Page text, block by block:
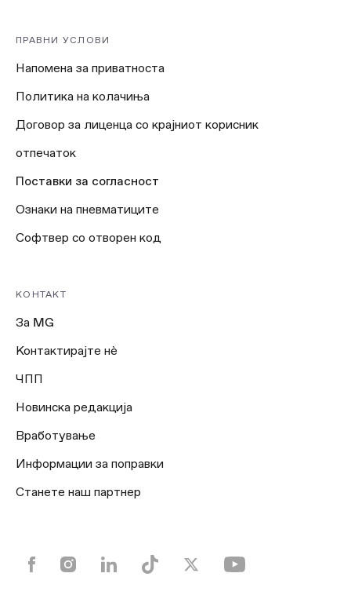
ПРАВНИ УСЛОВИ
Напомена за приватноста
Политика на колачиња
Договор за лиценца со крајниот корисник
отпечаток
Поставки за согласност
Ознаки на пневматиците
Софтвер со отворен код
КОНТАКТ
За MG
Контактирајте нѐ
ЧПП
Новинска редакција
Вработување
Информации за поправки
Станете наш партнер